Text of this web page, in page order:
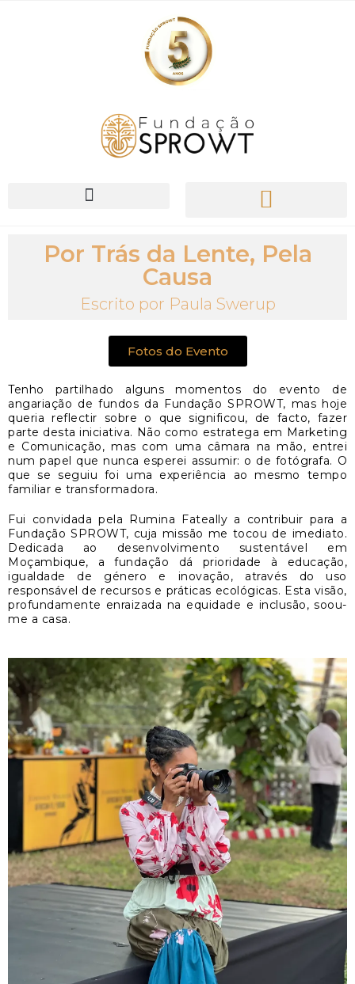
Por Trás da Lente, Pela
Causa
Escrito por Paula Swerup
Fotos do Evento
Tenho partilhado alguns momentos do evento de
angariação de fundos da Fundação SPROWT, mas hoje
queria reflectir sobre o que significou, de facto, fazer
parte desta iniciativa. Não como estratega em Marketing
e Comunicação, mas com uma câmara na mão, entrei
num papel que nunca esperei assumir: o de fotógrafa. O
que se seguiu foi uma experiência ao mesmo tempo
familiar e transformadora.
Fui convidada pela Rumina Fateally a contribuir para a
Fundação SPROWT, cuja missão me tocou de imediato.
Dedicada ao desenvolvimento sustentável em
Moçambique, a fundação dá prioridade à educação,
igualdade de género e inovação, através do uso
responsável de recursos e práticas ecológicas. Esta visão,
profundamente enraizada na equidade e inclusão, soou-
me a casa.